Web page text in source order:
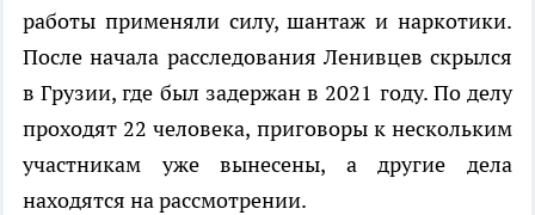
работы применяли силу, шантаж и наркотики.
После начала расследования Ленивцев скрылся
в Грузии, где был задержан в 2021 году. По делу
проходят 22 человека, приговоры к нескольким
участникам уже вынесены, а другие дела
находятся на рассмотрении.